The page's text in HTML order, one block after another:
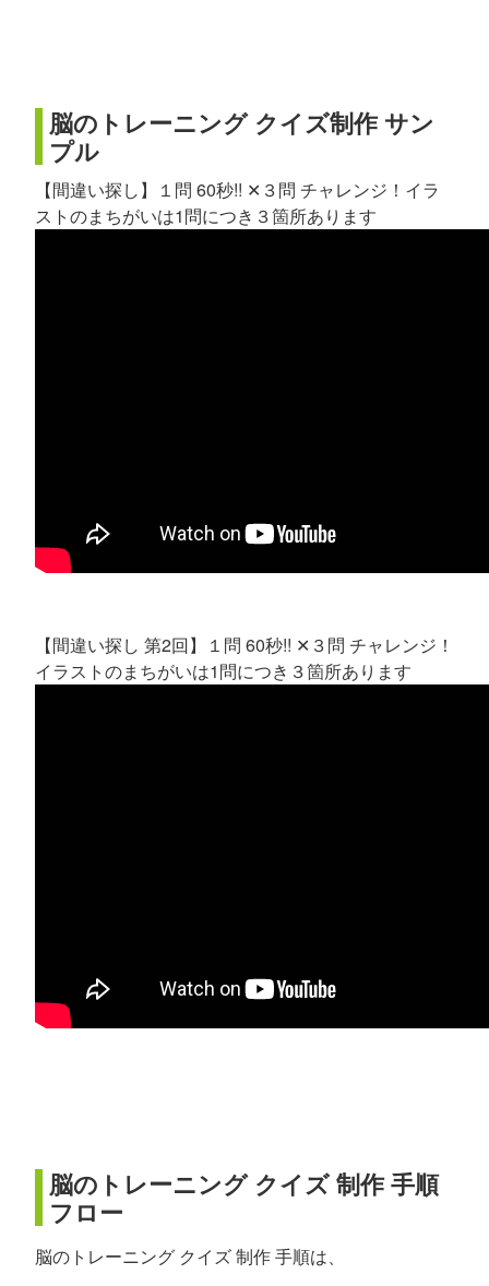
脳のトレーニング クイズ制作 サン
プル
【間違い探し】１問 60秒!! ✕３問 チャレンジ！イラ
ストのまちがいは1問につき３箇所あります
【間違い探し 第2回】１問 60秒!! ✕３問 チャレンジ！
イラストのまちがいは1問につき３箇所あります
脳のトレーニング クイズ 制作 手順
フロー
脳のトレーニング クイズ 制作 手順は、